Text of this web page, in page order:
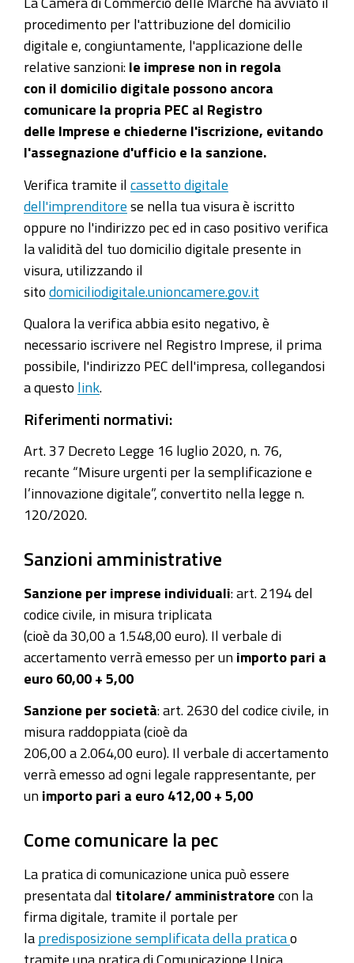
procedimento per l'attribuzione del domicilio
digitale e, congiuntamente, l'applicazione delle
relative sanzioni: le imprese non in regola
con il domicilio digitale possono ancora
comunicare la propria PEC al Registro
delle Imprese e chiederne l'iscrizione, evitando
l'assegnazione d'ufficio e la sanzione.
Verifica tramite il cassetto digitale
dell'imprenditore se nella tua visura è iscritto
oppure no l'indirizzo pec ed in caso positivo verifica
la validità del tuo domicilio digitale presente in
visura, utilizzando il
sito domiciliodigitale.unioncamere.gov.it
Qualora la verifica abbia esito negativo, è
necessario iscrivere nel Registro Imprese, il prima
possibile, l'indirizzo PEC dell'impresa, collegandosi
a questo link
Riferimenti normativi:
Art. 37 Decreto Legge 16 luglio 2020, n. 76,
recante “Misure urgenti per la semplificazione e
l’innovazione digitale”, convertito nella legge n.
120/2020.
Sanzioni amministrative
Sanzione per imprese individuali: art. 2194 del
codice civile, in misura triplicata
(cioè da 30,00 a 1.548,00 euro). Il verbale di
accertamento verrà emesso per un importo pari a
euro 60,00 + 5,00
Sanzione per società: art. 2630 del codice civile, in
misura raddoppiata (cioè da
206,00 a 2.064,00 euro). Il verbale di accertamento
verrà emesso ad ogni legale rappresentante, per
un importo pari a euro 412,00 + 5,00
Come comunicare la pec
La pratica di comunicazione unica può essere
presentata dal titolare/ amministratore con la
firma digitale, tramite il portale per
la predisposizione semplificata della pratica o
tramite una pratica di Comunicazione Unica.